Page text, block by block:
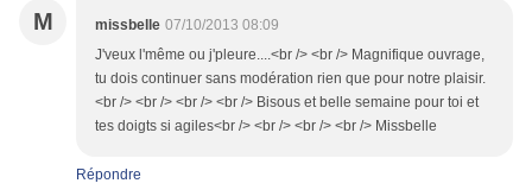
M missbelle 07/10/2013 08:09
J'veux l'même ou j'pleure....<br /> <br /> Magnifique ouvrage,
tu dois continuer sans modération rien que pour notre plaisir.
<br /> <br /> <br /> <br /> Bisous et belle semaine pour toi et
tes doigts si agiles<br /> <br /> <br /> <br /> Missbelle
Répondre